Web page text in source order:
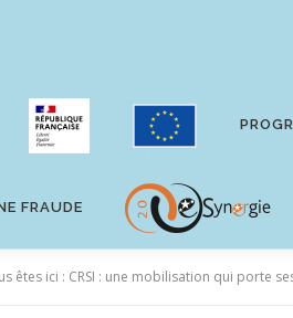
FRAUDE
êtes ici : CRSI : une mobilisation qui porte